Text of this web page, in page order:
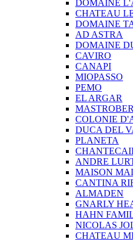
DOMAINE
CHATEAU
DOMAINE
AD ASTRA
DOMAINE
CAVIRO
CANAPI
MIOPASSO
PEMO
EL ARGAR
COLONIE
DUCA DEL
PLANETA
ANDRE
MAISON
CANTINA
ALMADEN
GNARLY
HAHN
NICOLAS
CHATEAU